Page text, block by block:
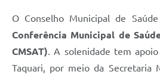
O Conselho Municipal de
Conferência Municipal de
CMSAT). A solenidade tem
Taquari, por meio da Secretaria